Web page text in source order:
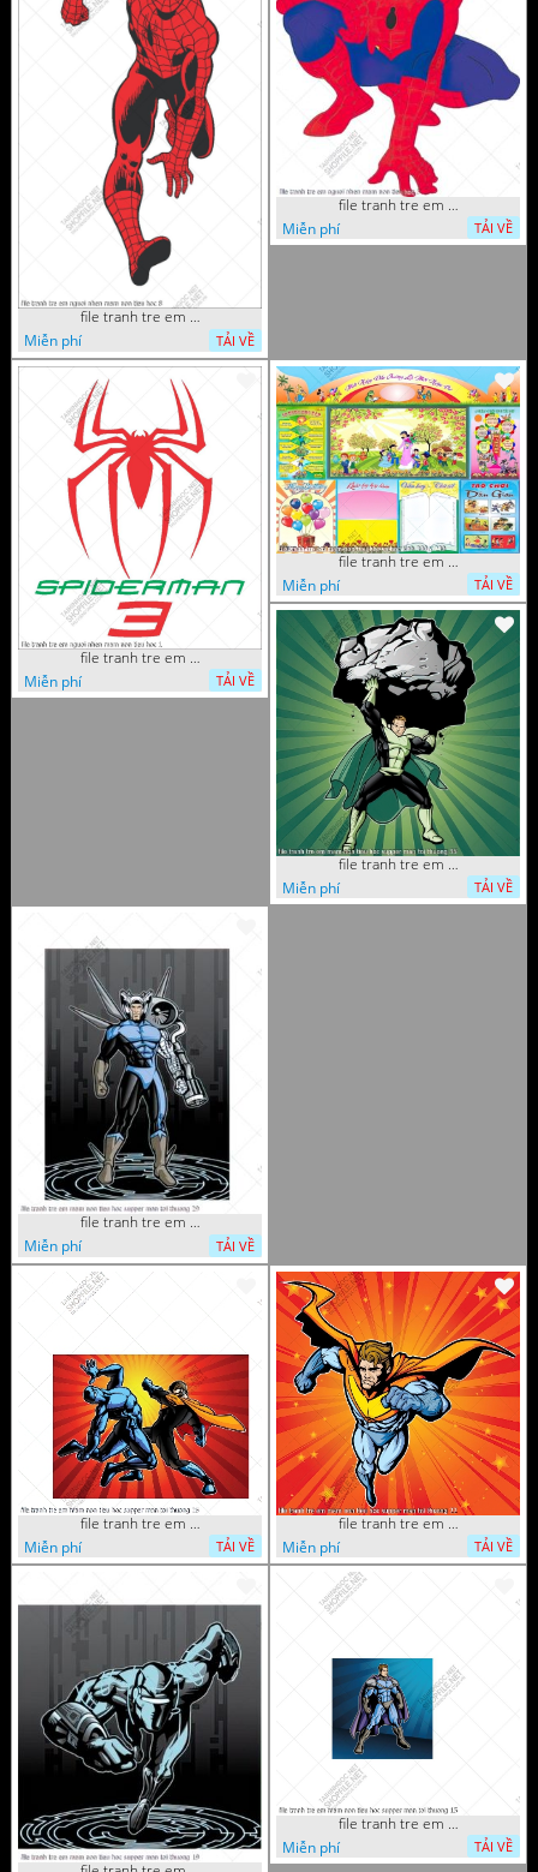
file tranh tre em nguoi nhen mam non tieu hoc 8
Miễn phí
TẢI VỀ
file tranh tre em nguoi nhen mam non tieu hoc 5
Miễn phí
TẢI VỀ
file tranh tre em nguoi nhen mam non tieu hoc 1
Miễn phí
TẢI VỀ
file tranh tre em mam non tieu hoc va hoc sinh 300 x 230
Miễn phí
TẢI VỀ
file tranh tre em mam non tieu hoc supper man toi thuong 35
Miễn phí
TẢI VỀ
file tranh tre em mam non tieu hoc supper man toi thuong 29
Miễn phí
TẢI VỀ
file tranh tre em mam non tieu hoc supper man toi thuong 26
Miễn phí
TẢI VỀ
file tranh tre em mam non tieu hoc supper man toi thuong 22
Miễn phí
TẢI VỀ
file tranh tre em mam non tieu hoc supper man toi thuong 15
Miễn phí
TẢI VỀ